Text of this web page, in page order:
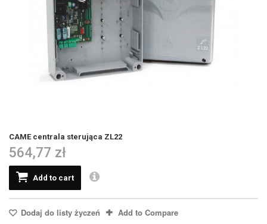
CAME centrala sterująca ZL22
564,77 zł
Add to cart
Dodaj do listy życzeń Add to Compare